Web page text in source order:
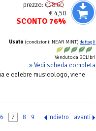
prezzo:€18.60
€ 4,50
SCONTO 76%
Usato (condizioni: NEAR MINT) dettagli
Venduto da BCLibri
» Vedi scheda completa
e celebre musicologo, viene
6 7 8 9 indietro avanti